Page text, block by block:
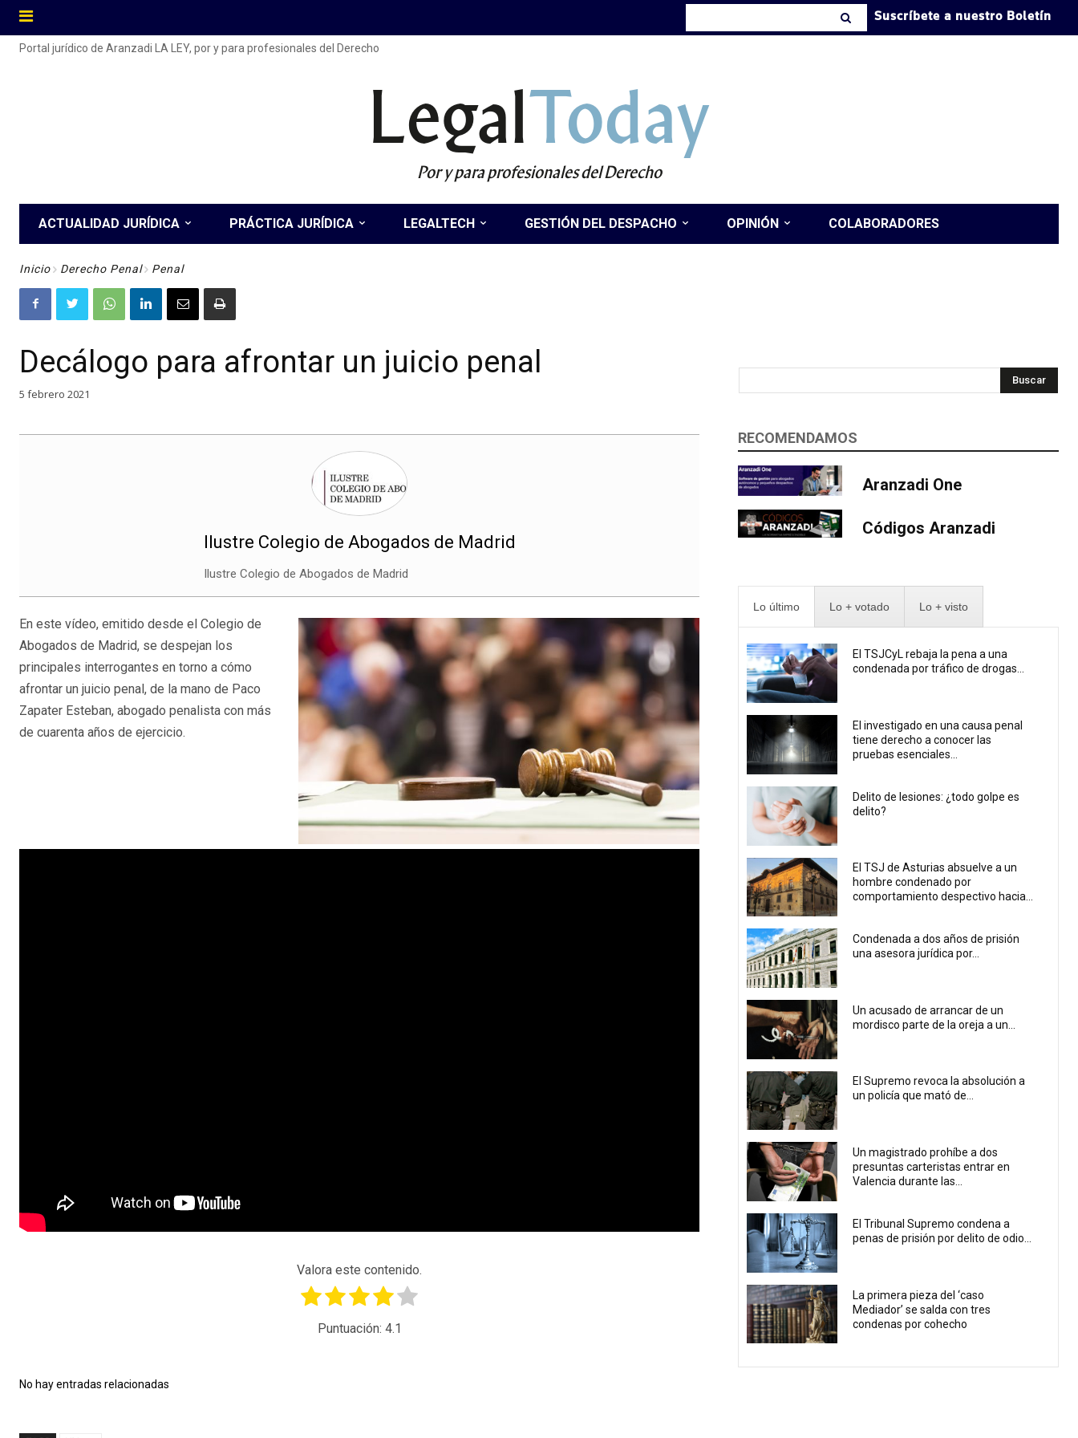
Suscríbete a nuestro Boletín
Portal jurídico de Aranzadi LA LEY, por y para profesionales del Derecho
LegalToday
Por y para profesionales del Derecho
ACTUALIDAD JURÍDICA PRÁCTICA JURÍDICA LEGALTECH GESTIÓN DEL DESPACHO OPINIÓN COLABORADORES
Inicio Derecho Penal Penal
Decálogo para afrontar un juicio penal
5 febrero 2021
Ilustre Colegio de Abogados de Madrid
Ilustre Colegio de Abogados de Madrid
En este vídeo, emitido desde el Colegio de
Abogados de Madrid, se despejan los
principales interrogantes en torno a cómo
afrontar un juicio penal, de la mano de Paco
Zapater Esteban, abogado penalista con más
de cuarenta años de ejercicio.
Valora este contenido.
Puntuación: 4.1
No hay entradas relacionadas
Buscar
RECOMENDAMOS
Aranzadi One
Códigos Aranzadi
Lo último Lo + votado Lo + visto
El TSJCyL rebaja la pena a una
condenada por tráfico de drogas...
El investigado en una causa penal
tiene derecho a conocer las
pruebas esenciales...
Delito de lesiones: ¿todo golpe es
delito?
El TSJ de Asturias absuelve a un
hombre condenado por
comportamiento despectivo hacia...
Condenada a dos años de prisión
una asesora jurídica por...
Un acusado de arrancar de un
mordisco parte de la oreja a un...
El Supremo revoca la absolución a
un policía que mató de...
Un magistrado prohíbe a dos
presuntas carteristas entrar en
Valencia durante las...
El Tribunal Supremo condena a
penas de prisión por delito de odio...
La primera pieza del ‘caso
Mediador’ se salda con tres
condenas por cohecho